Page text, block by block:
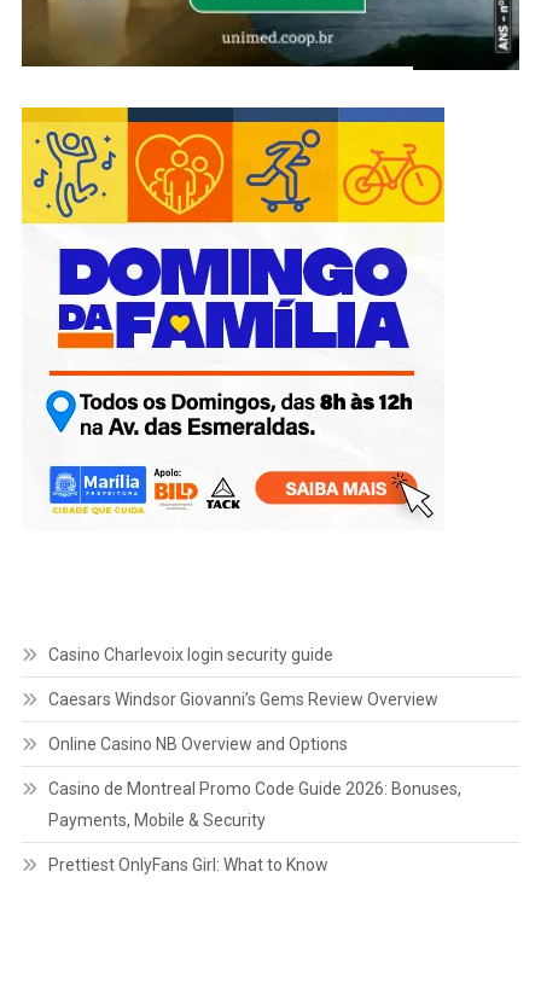
Casino Charlevoix login security guide
Caesars Windsor Giovanni’s Gems Review Overview
Online Casino NB Overview and Options
Casino de Montreal Promo Code Guide 2026: Bonuses,
Payments, Mobile & Security
Prettiest OnlyFans Girl: What to Know